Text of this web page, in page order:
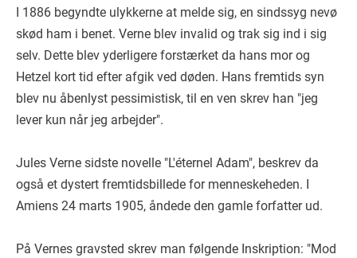
I 1886 begyndte ulykkerne at melde sig, en sindssyg nevø
skød ham i benet. Verne blev invalid og trak sig ind i sig
selv. Dette blev yderligere forstærket da hans mor og
Hetzel kort tid efter afgik ved døden. Hans fremtids syn
blev nu åbenlyst pessimistisk, til en ven skrev han "jeg
lever kun når jeg arbejder".
Jules Verne sidste novelle "L'éternel Adam", beskrev da
også et dystert fremtidsbillede for menneskeheden. I
Amiens 24 marts 1905, åndede den gamle forfatter ud.
På Vernes gravsted skrev man følgende Inskription: "Mod